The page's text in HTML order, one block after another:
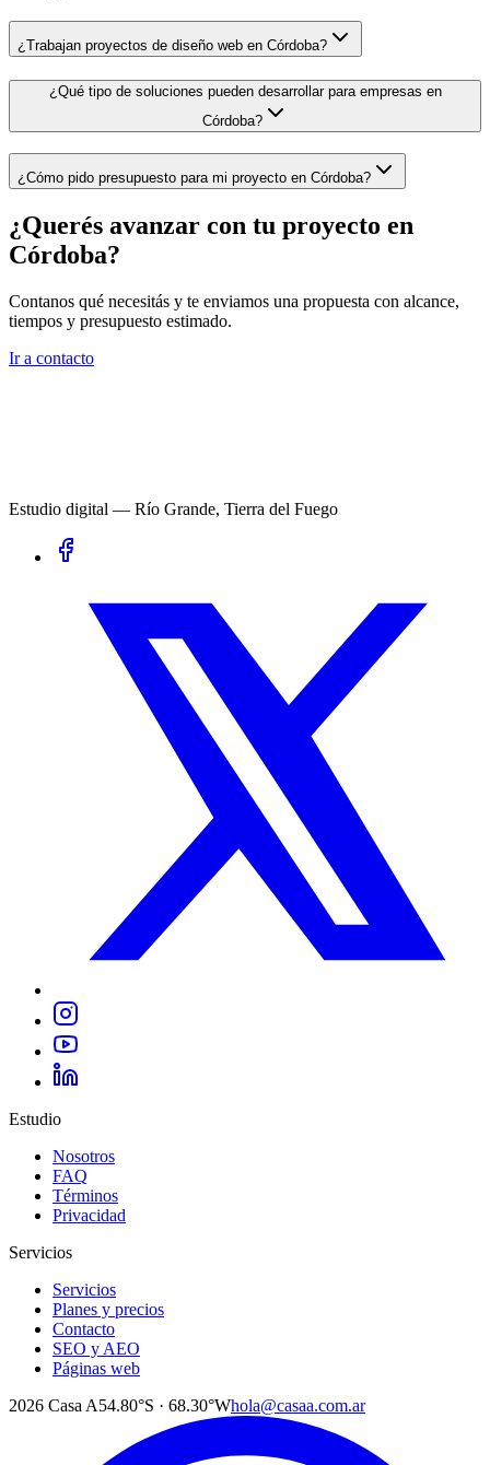
¿Trabajan proyectos de diseño web en Córdoba?
¿Qué tipo de soluciones pueden desarrollar para empresas en
Córdoba?
¿Cómo pido presupuesto para mi proyecto en Córdoba?
¿Querés avanzar con tu proyecto en
Córdoba?
Contanos qué necesitás y te enviamos una propuesta con alcance,
tiempos y presupuesto estimado.
Ir a contacto
Estudio digital — Río Grande, Tierra del Fuego
Estudio
Nosotros
FAQ
Términos
Privacidad
Servicios
Servicios
Planes y precios
Contacto
SEO y AEO
Páginas web
2026 Casa A54.80°S · 68.30°Whola@casaa.com.ar